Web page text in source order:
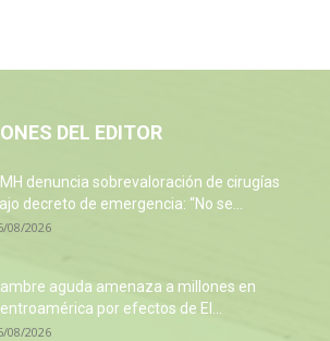
DEL EDITOR
denuncia sobrevaloración de cirugías
decreto de emergencia: “No se...
08/2026
aguda amenaza a millones en
por efectos de El...
08/2026